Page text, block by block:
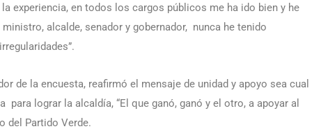
experiencia, en todos los cargos públicos me ha ido bien y he
alcalde, senador y gobernador, nunca he tenido
de la encuesta, reafirmó el mensaje de unidad y apoyo sea cual
lograr la alcaldía, “El que ganó, ganó y el otro, a apoyar al
del Partido Verde.